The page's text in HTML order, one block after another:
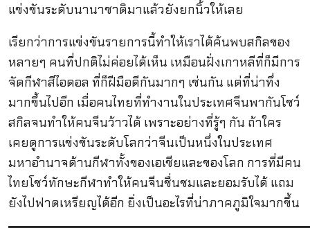
แข่งขันระดับนานาชาติมาแล้วยังยกนิ้วให้เลย
เรียกว่าการแข่งขันรายการนี้ทำให้เราได้ค้นพบสกิลของ
หลายๆ คนที่ปกติไม่ค่อยได้เห็น เหมือนฝั่งเกาหลีที่ก็มีการ
จัดกีฬาสีไอดอล ที่ก็ฝีมือดีกันมากๆ เช่นกัน แต่ที่น่าทึ่ง
มากขึ้นไปอีก เมื่อคนไทยที่ทำงานในประเทศจีนพากันโชว์
สกิลจนทำให้คนจีนว้าวได้ เพราะอย่างที่รู้ๆ กัน ถ้าใคร
เคยดูการแข่งขันระดับโลกว่าจีนเป็นหนึ่งในประเทศ
มหาอำนาจด้านกีฬาทั้งของเอเชียและของโลก การที่มีคน
ไทยโชว์ทักษะกีฬาทำให้คนจีนชื่นชมและยอมรับได้ แถม
ยังไปฟาดเหรียญได้อีก ยิ่งเป็นอะไรที่น่าภาคภูมิใจมากขึ้น